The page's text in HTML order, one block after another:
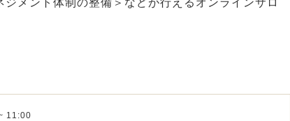
ジメント体制の整備＞などが行えるオンラインサロ
11:00